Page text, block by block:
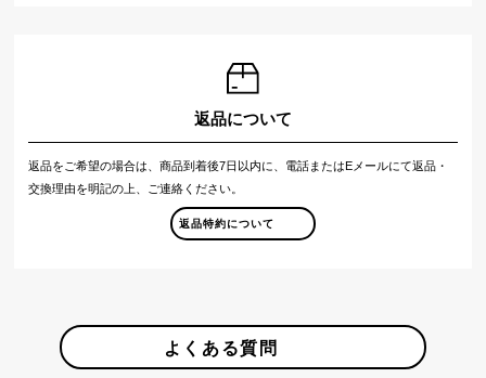
返品について
返品をご希望の場合は、商品到着後7日以内に、電話またはEメールにて返品・
交換理由を明記の上、ご連絡ください。
返品特約について
よくある質問